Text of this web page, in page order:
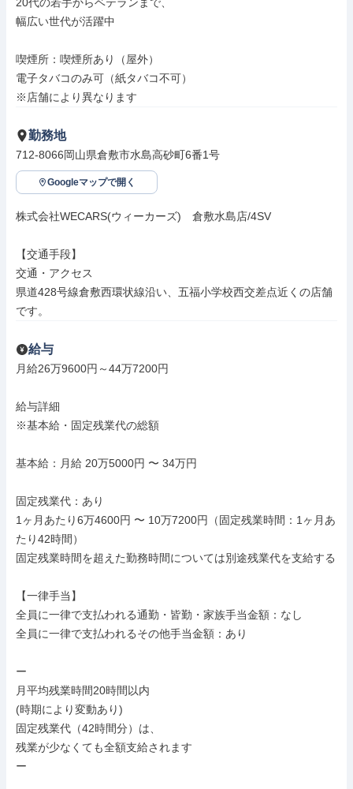
幅広い世代が活躍中
喫煙所：喫煙所あり（屋外）
電子タバコのみ可（紙タバコ不可）
※店舗により異なります
勤務地
712-8066岡山県倉敷市水島高砂町6番1号
Googleマップで開く
株式会社WECARS(ウィーカーズ)　倉敷水島店/4SV
【交通手段】
交通・アクセス
県道428号線倉敷西環状線沿い、五福小学校西交差点近くの店舗
です。
給与
月給26万9600円～44万7200円
給与詳細
※基本給・固定残業代の総額
基本給：月給 20万5000円 〜 34万円
固定残業代：あり
1ヶ月あたり6万4600円 〜 10万7200円（固定残業時間：1ヶ月あ
たり42時間）
固定残業時間を超えた勤務時間については別途残業代を支給する
【一律手当】
全員に一律で支払われる通勤・皆勤・家族手当金額：なし
全員に一律で支払われるその他手当金額：あり
ー
月平均残業時間20時間以内
(時期により変動あり)
固定残業代（42時間分）は、
残業が少なくても全額支給されます
ー